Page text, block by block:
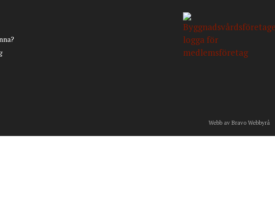
Webb av Bravo Webbyrå